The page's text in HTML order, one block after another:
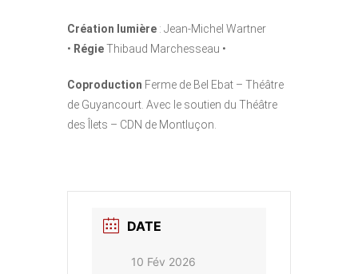
Création lumière : Jean-Michel Wartner
• RégieThibaud Marchesseau •
Coproduction Ferme de Bel Ebat – Théâtre
de Guyancourt. Avec le soutien du Théâtre
des Îlets – CDN de Montluçon.
DATE
10 Fév 2026